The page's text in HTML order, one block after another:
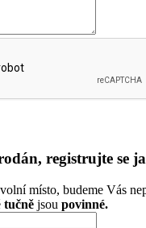
registrujte se
místo, budeme Vás
tučně jsou povinné.